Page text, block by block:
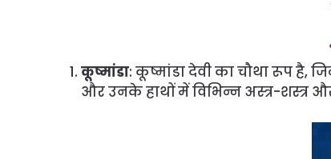
कूष्मांडा: कूष्मांडा देवी का चौथा रूप है,
और उनके हाथों में विभिन्न अस्त्र-शस्त्र